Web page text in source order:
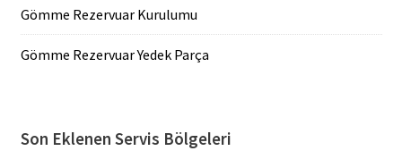
Gömme Rezervuar Kurulumu
Gömme Rezervuar Yedek Parça
Son Eklenen Servis Bölgeleri